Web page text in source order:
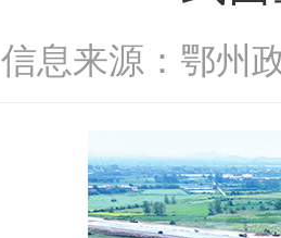
信息来源：鄂州